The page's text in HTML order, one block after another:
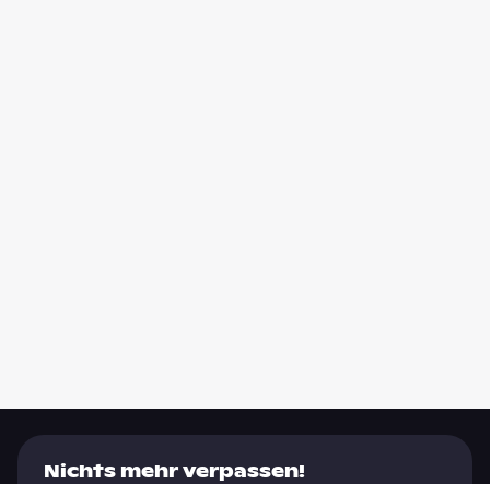
Nichts mehr verpassen!